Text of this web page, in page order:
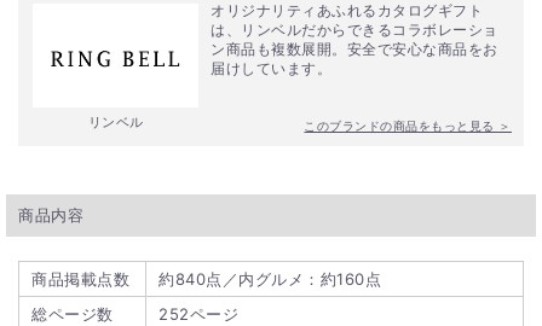
Q. 直送でギフトを贈ったとき、価格がわかるようなも
のは入っていますか？
ございません。ご安心ください。
リンベル
オリジナリティあふれるカタログギフト
は、リンベルだからできるコラボレーショ
ン商品も複数展開。安全で安心な商品をお
届けしています。
このブランドの商品をもっと見る ＞
商品内容
商品掲載点数
約840点／内グルメ：約160点
総ページ数
252ページ